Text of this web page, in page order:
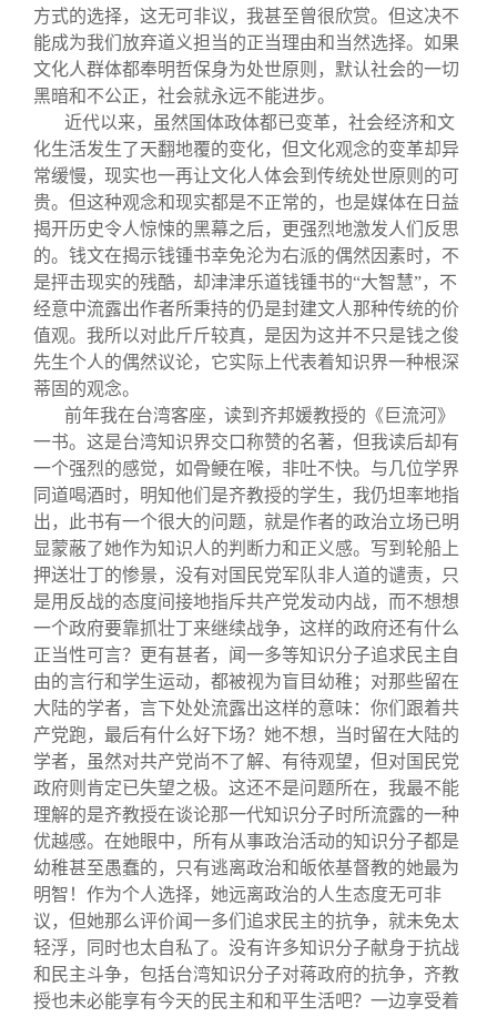
方式的选择，这无可非议，我甚至曾很欣赏。但这决不
能成为我们放弃道义担当的正当理由和当然选择。如果
文化人群体都奉明哲保身为处世原则，默认社会的一切
黑暗和不公正，社会就永远不能进步。
近代以来，虽然国体政体都已变革，社会经济和文
化生活发生了天翻地覆的变化，但文化观念的变革却异
常缓慢，现实也一再让文化人体会到传统处世原则的可
贵。但这种观念和现实都是不正常的，也是媒体在日益
揭开历史令人惊悚的黑幕之后，更强烈地激发人们反思
的。钱文在揭示钱锺书幸免沦为右派的偶然因素时，不
是抨击现实的残酷，却津津乐道钱锺书的“大智慧”，不
经意中流露出作者所秉持的仍是封建文人那种传统的价
值观。我所以对此斤斤较真，是因为这并不只是钱之俊
先生个人的偶然议论，它实际上代表着知识界一种根深
蒂固的观念。
前年我在台湾客座，读到齐邦媛教授的《巨流河》
一书。这是台湾知识界交口称赞的名著，但我读后却有
一个强烈的感觉，如骨鲠在喉，非吐不快。与几位学界
同道喝酒时，明知他们是齐教授的学生，我仍坦率地指
出，此书有一个很大的问题，就是作者的政治立场已明
显蒙蔽了她作为知识人的判断力和正义感。写到轮船上
押送壮丁的惨景，没有对国民党军队非人道的谴责，只
是用反战的态度间接地指斥共产党发动内战，而不想想
一个政府要靠抓壮丁来继续战争，这样的政府还有什么
正当性可言？更有甚者，闻一多等知识分子追求民主自
由的言行和学生运动，都被视为盲目幼稚；对那些留在
大陆的学者，言下处处流露出这样的意味：你们跟着共
产党跑，最后有什么好下场？她不想，当时留在大陆的
学者，虽然对共产党尚不了解、有待观望，但对国民党
政府则肯定已失望之极。这还不是问题所在，我最不能
理解的是齐教授在谈论那一代知识分子时所流露的一种
优越感。在她眼中，所有从事政治活动的知识分子都是
幼稚甚至愚蠢的，只有逃离政治和皈依基督教的她最为
明智！作为个人选择，她远离政治的人生态度无可非
议，但她那么评价闻一多们追求民主的抗争，就未免太
轻浮，同时也太自私了。没有许多知识分子献身于抗战
和民主斗争，包括台湾知识分子对蒋政府的抗争，齐教
授也未必能享有今天的民主和和平生活吧？一边享受着